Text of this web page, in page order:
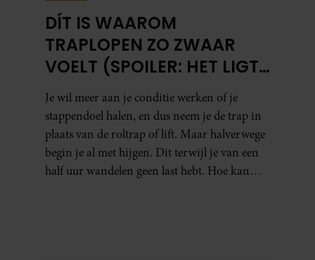
DÍT IS WAAROM
TRAPLOPEN ZO ZWAAR
VOELT (SPOILER: HET LIGT
NIET AAN JE CONDITIE)
Je wil meer aan je conditie werken of je
stappendoel halen, en dus neem je de trap in
plaats van de roltrap of lift. Maar halverwege
begin je al met hijgen. Dit terwijl je van een
half uur wandelen geen last hebt. Hoe kan